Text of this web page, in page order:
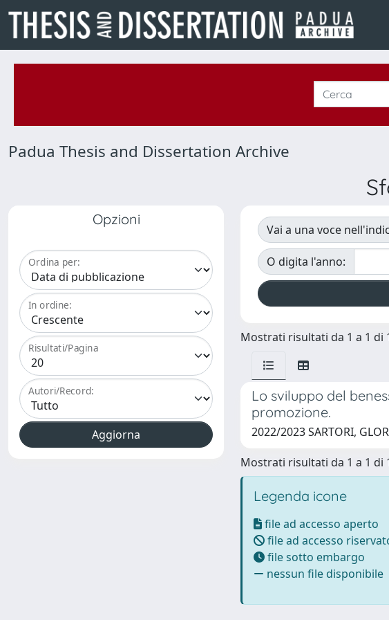
Padua Thesis and Dissertation Archive
Opzioni
Ordina per:
In ordine:
Risultati/Pagina
Autori/Record:
Vai a una voce
O digita l'anno:
Mostrati risultati da 1 a 1 di
Lo sviluppo del
promozione.
2022/2023 SARTORI,
Mostrati risultati da 1 a 1 di
Legenda icone
file ad accesso aperto
file ad accesso
file sotto embargo
nessun file disponibile